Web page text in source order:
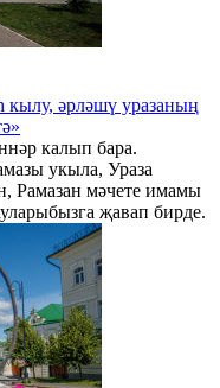
кылу, әрләшү уразаның
калып бара.
укыла, Ураза
Рамазан мәчете имамы
җавап бирде.